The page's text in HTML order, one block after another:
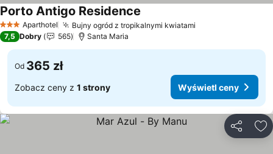
3 KategoriaAparthotel Bujny ogród z tropikalnymi kwiatami
Porto Antigo Residence
7,5 Dobry 565 Santa Maria
Od 365 zł
Zobacz ceny z 1 strony Wyświetl ceny